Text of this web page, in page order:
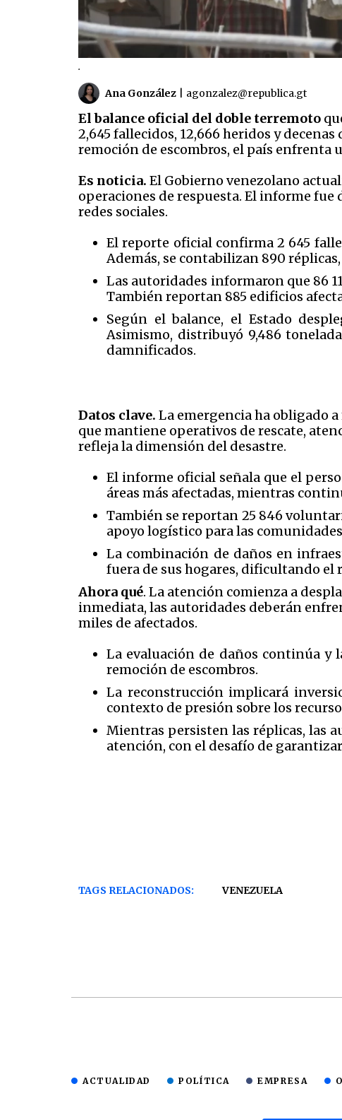
.
Ana González agonzalez@republica.gt
El balance oficial del doble terremoto
2,645 fallecidos, 12,666 heridos y
remoción de escombros, el país enfrenta
Es noticia. El Gobierno venezolano
operaciones de respuesta. El informe fue
redes sociales.
El reporte oficial confirma 2 645
Además, se contabilizan 890
Las autoridades informaron que 86
También reportan 885 edificios
Según el balance, el Estado
Asimismo, distribuyó 9,486
damnificados.
Datos clave. La emergencia ha obligado
que mantiene operativos de rescate,
refleja la dimensión del desastre.
El informe oficial señala que el
áreas más afectadas, mientras
También se reportan 25 846
apoyo logístico para las
La combinación de daños en
fuera de sus hogares, dificultando el
Ahora qué. La atención comienza a
inmediata, las autoridades deberán
miles de afectados.
La evaluación de daños continúa y
remoción de escombros.
La reconstrucción implicará
contexto de presión sobre los
Mientras persisten las réplicas, las
atención, con el desafío de
TAGS RELACIONADOS: VENEZUELA
ACTUALIDAD POLÍTICA EMPRESA